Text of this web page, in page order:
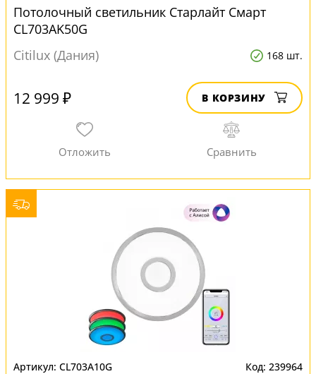
Потолочный светильник Старлайт Смарт
CL703AK50G
Citilux (Дания)
168 шт.
12 999 ₽ В КОРЗИНУ
CL703A10G 239964